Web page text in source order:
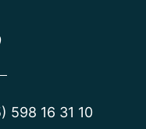
598 16 31 10